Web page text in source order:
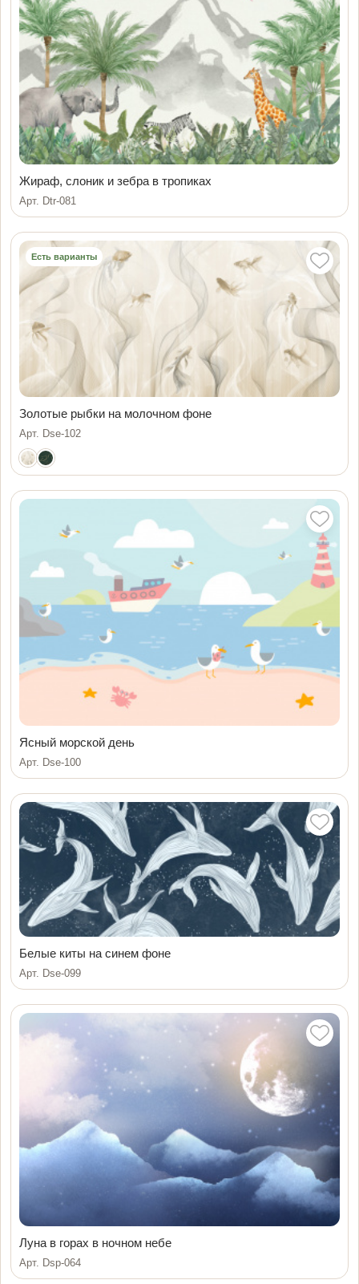
Жираф, слоник и зебра в тропиках
Арт. Dtr-081
Есть варианты
Золотые рыбки на молочном фоне
Арт. Dse-102
Ясный морской день
Арт. Dse-100
Белые киты на синем фоне
Арт. Dse-099
Луна в горах в ночном небе
Арт. Dsp-064